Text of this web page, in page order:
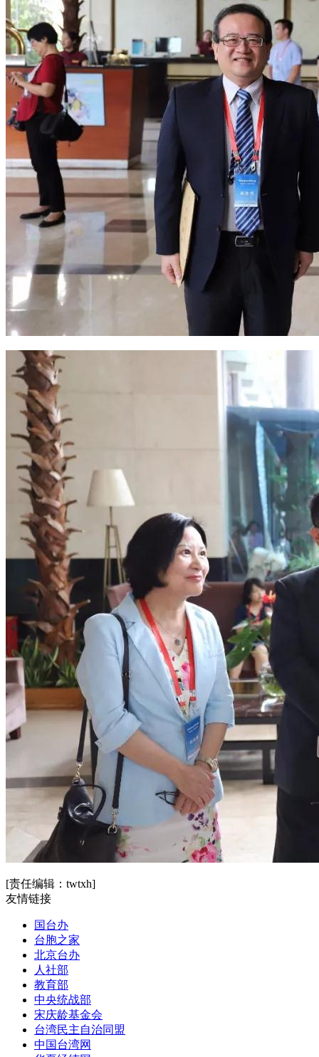
[责任编辑：twtxh]
友情链接
国台办
台胞之家
北京台办
人社部
教育部
中央统战部
宋庆龄基金会
台湾民主自治同盟
中国台湾网